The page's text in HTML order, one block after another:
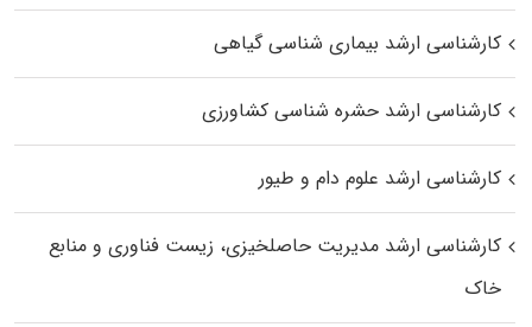
کارشناسی ارشد بیماری‌ شناسی گیاهی
کارشناسی ارشد حشره‌ شناسی کشاورزی
کارشناسی ارشد علوم دام و طیور
کارشناسی ارشد مدیریت حاصلخیزی، زیست فناوری و منابع
خاک